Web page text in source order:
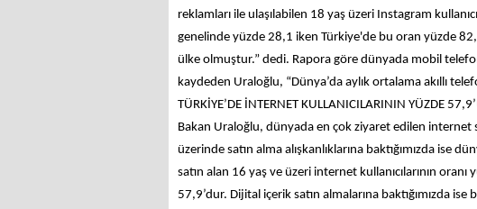
reklamları ile ulaşılabilen 18 yaş üzeri Instagram
genelinde yüzde 28,1 iken Türkiye'de bu oran yüzde
ülke olmuştur.” dedi. Rapora göre dünyada mobil
kaydeden Uraloğlu, “Dünya’da aylık ortalama akıllı
TÜRKİYE’DE İNTERNET KULLANICILARININ YÜZDE
Bakan Uraloğlu, dünyada en çok ziyaret edilen
üzerinde satın alma alışkanlıklarına baktığımızda ise
satın alan 16 yaş ve üzeri internet kullanıcılarının
57,9’dur. Dijital içerik satın almalarına baktığımızda ise